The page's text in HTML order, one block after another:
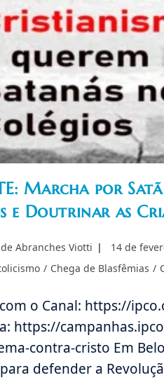
Marcha por
e Doutrinar as
Abranches Viotti
Post
14 de
/ Chega de Blasfêmias /
o Canal: https://
https://
contra-cristo Em
defender a